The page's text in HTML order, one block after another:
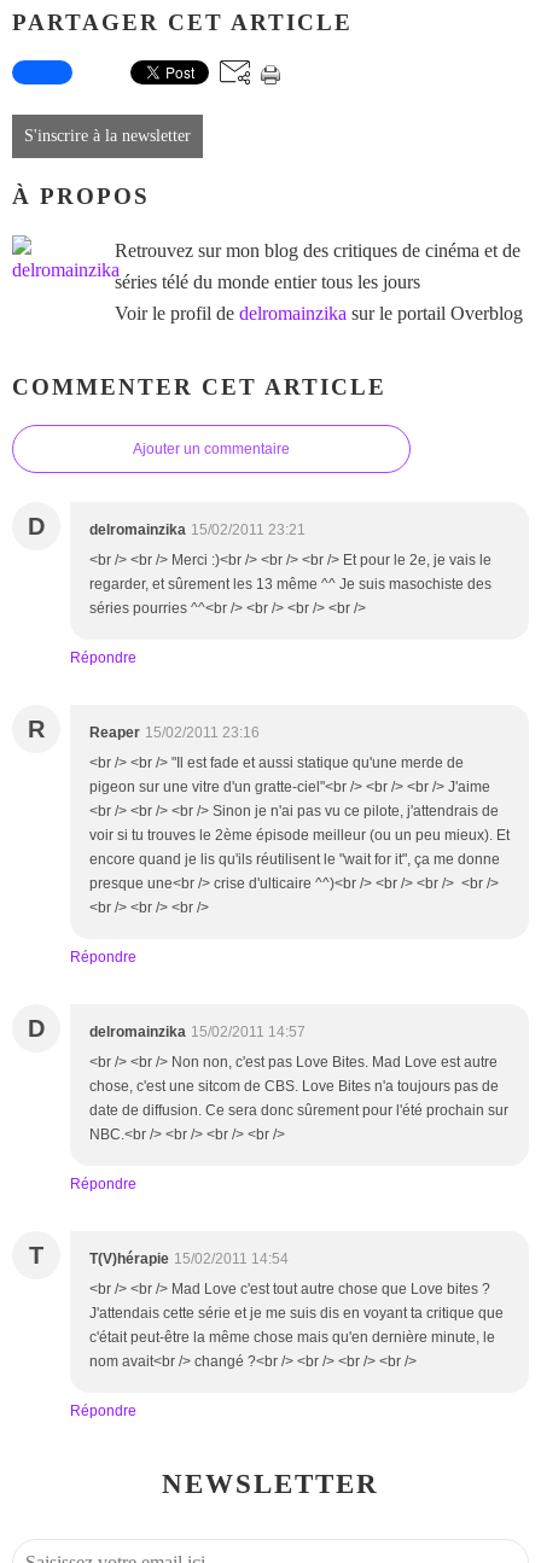
PARTAGER CET ARTICLE
S'inscrire à la newsletter
À PROPOS
Retrouvez sur mon blog des critiques de cinéma et de
séries télé du monde entier tous les jours
Voir le profil de delromainzika sur le portail Overblog
COMMENTER CET ARTICLE
Ajouter un commentaire
D delromainzika 15/02/2011 23:21
<br /> <br /> Merci :)<br /> <br /> <br /> Et pour le 2e, je vais le
regarder, et sûrement les 13 même ^^ Je suis masochiste des
séries pourries ^^<br /> <br /> <br /> <br />
Répondre
R Reaper 15/02/2011 23:16
<br /> <br /> "Il est fade et aussi statique qu'une merde de
pigeon sur une vitre d'un gratte-ciel"<br /> <br /> <br /> J'aime
<br /> <br /> <br /> Sinon je n'ai pas vu ce pilote, j'attendrais de
voir si tu trouves le 2ème épisode meilleur (ou un peu mieux). Et
encore quand je lis qu'ils réutilisent le "wait for it", ça me donne
presque une<br /> crise d'ulticaire ^^)<br /> <br /> <br /> <br />
<br /> <br /> <br />
Répondre
D delromainzika 15/02/2011 14:57
<br /> <br /> Non non, c'est pas Love Bites. Mad Love est autre
chose, c'est une sitcom de CBS. Love Bites n'a toujours pas de
date de diffusion. Ce sera donc sûrement pour l'été prochain sur
NBC.<br /> <br /> <br /> <br />
Répondre
T T(V)hérapie 15/02/2011 14:54
<br /> <br /> Mad Love c'est tout autre chose que Love bites ?
J'attendais cette série et je me suis dis en voyant ta critique que
c'était peut-être la même chose mais qu'en dernière minute, le
nom avait<br /> changé ?<br /> <br /> <br /> <br />
Répondre
NEWSLETTER